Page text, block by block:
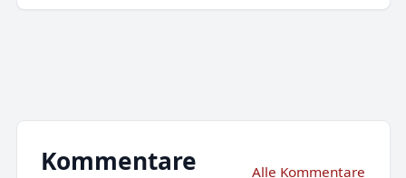
Kommentare Alle Kommentare